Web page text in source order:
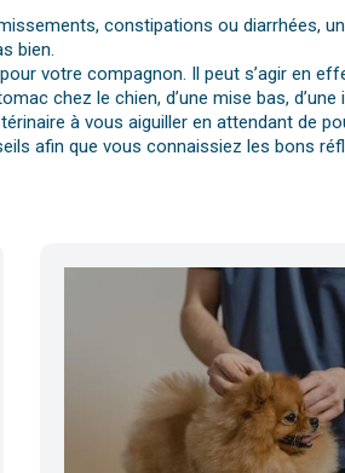
constipations ou diarrhées,
bien.
votre compagnon. Il peut s’agir en
chez le chien, d’une mise bas,
à vous aiguiller en attendant de
afin que vous connaissiez les bons